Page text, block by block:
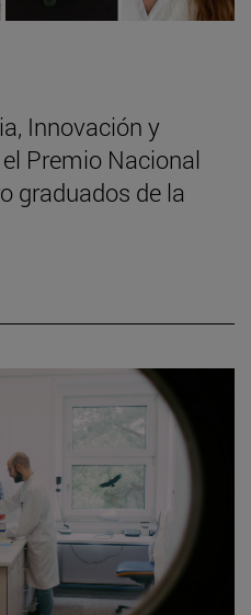
Innovación y
Premio Nacional
graduados de la